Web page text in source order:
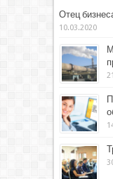
Отец
10.03.2020